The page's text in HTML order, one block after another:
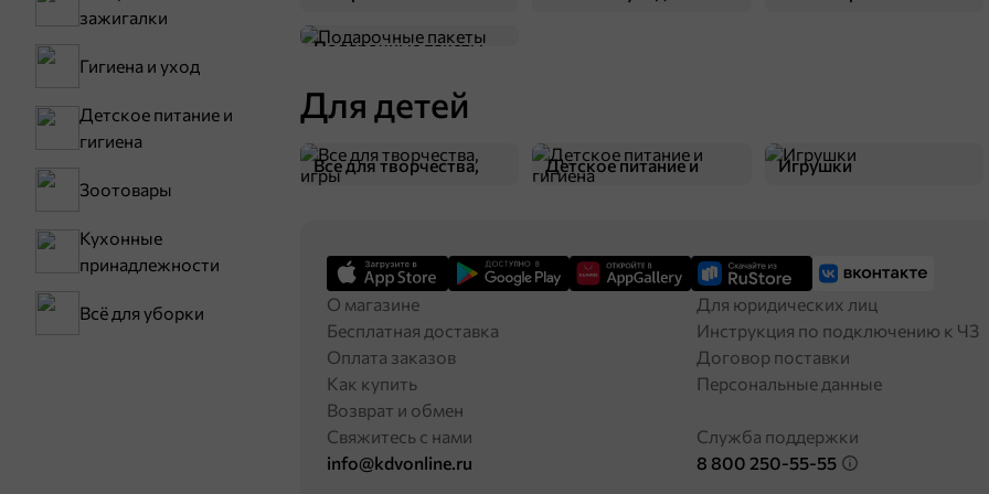
26,4 ₽
В корзину
38,1 ₽
В корзину
зажигалки
Гигиена и уход
Детское питание и
гигиена
Зоотовары
Кухонные
принадлежности
Всё для уборки
Подарочные пакеты
Для детей
Все для творчества,
игры
Детское питание и
Игрушки
О магазине
Бесплатная доставка
Оплата заказов
Как купить
Возврат и обмен
Для юридических лиц
Инструкция по подключению к ЧЗ
Договор поставки
Персональные данные
Свяжитесь с нами
info@kdvonline.ru
Служба поддержки
8 800 250-55-55